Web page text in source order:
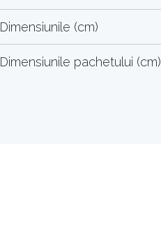
Dimensiunile (cm)
Dimensiunile pachetului (cm)